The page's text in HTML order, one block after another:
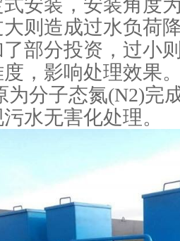
安装，安装角度
则造成过水负荷
部分投资，过小
，影响处理效果
为分子态氮(N2)完
水无害化处理。